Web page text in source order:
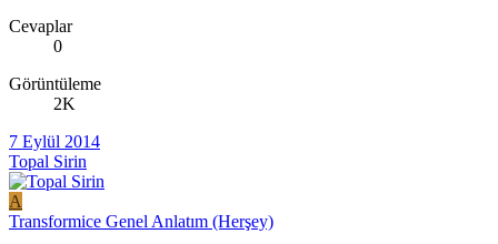
Cevaplar
0
Görüntüleme
2K
7 Eylül 2014
Topal Sirin
A
Transformice Genel Anlatım (Herşey)